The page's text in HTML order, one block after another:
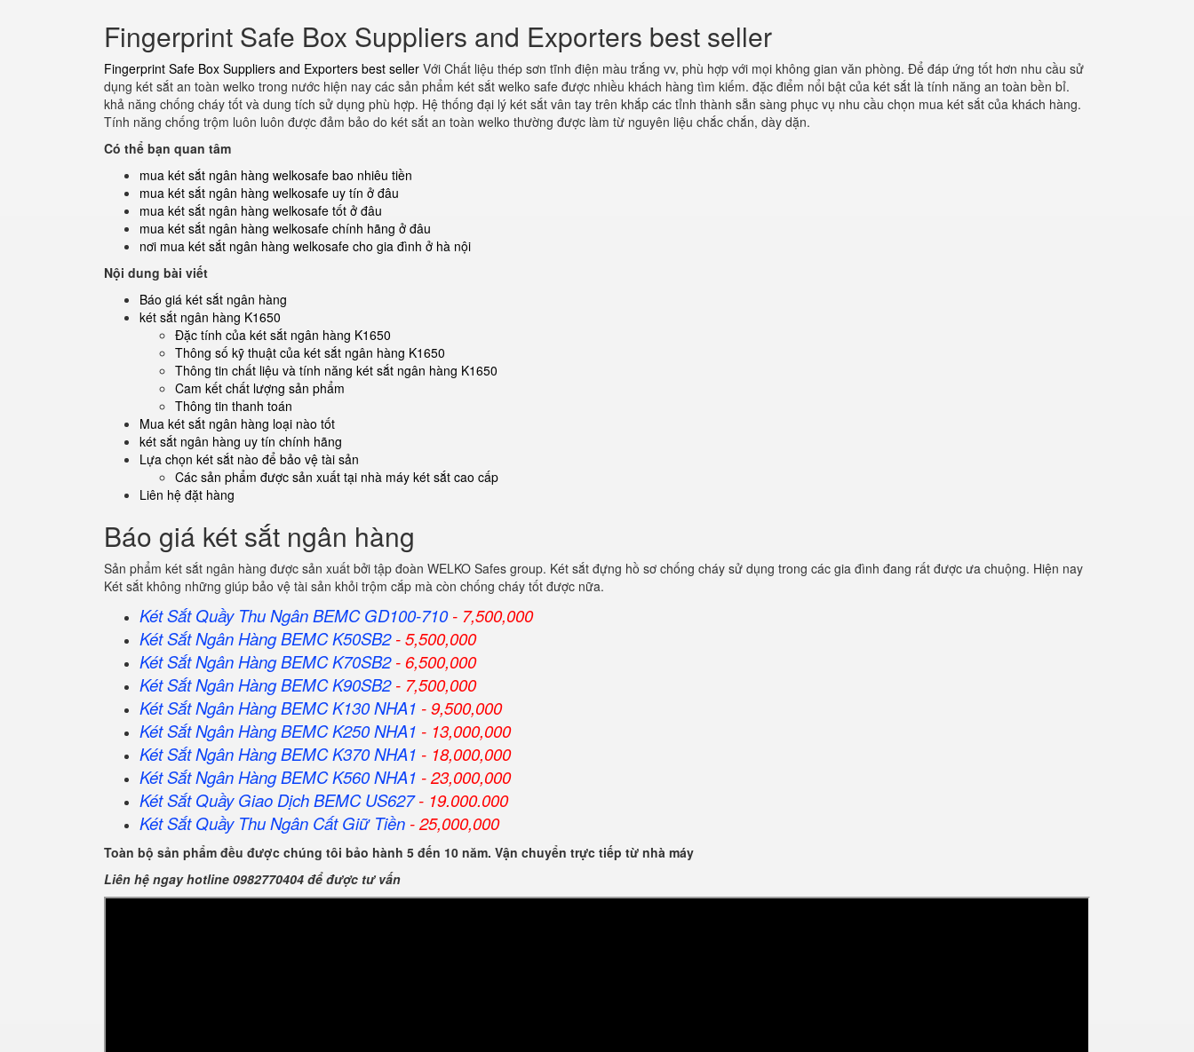
Fingerprint Safe Box Suppliers and Exporters best seller
Fingerprint Safe Box Suppliers and Exporters best seller Với Chất liệu thép sơn tĩnh điện màu trắng vv, phù hợp với mọi không gian văn phòng. Để đáp ứng tốt hơn nhu cầu sử
dụng két sắt an toàn welko trong nước hiện nay các sản phẩm két sắt welko safe được nhiều khách hàng tìm kiếm. đặc điểm nổi bật của két sắt là tính năng an toàn bền bỉ.
khả năng chống cháy tốt và dung tích sử dụng phù hợp. Hệ thống đại lý két sắt vân tay trên khắp các tỉnh thành sẵn sàng phục vụ nhu cầu chọn mua két sắt của khách hàng.
Tính năng chống trộm luôn luôn được đảm bảo do két sắt an toàn welko thường được làm từ nguyên liệu chắc chắn, dày dặn.
Có thể bạn quan tâm
mua két sắt ngân hàng welkosafe bao nhiêu tiền
mua két sắt ngân hàng welkosafe uy tín ở đâu
mua két sắt ngân hàng welkosafe tốt ở đâu
mua két sắt ngân hàng welkosafe chính hãng ở đâu
nơi mua két sắt ngân hàng welkosafe cho gia đình ở hà nội
Nội dung bài viết
Báo giá két sắt ngân hàng
két sắt ngân hàng K1650
Đặc tính của két sắt ngân hàng K1650
Thông số kỹ thuật của két sắt ngân hàng K1650
Thông tin chất liệu và tính năng két sắt ngân hàng K1650
Cam kết chất lượng sản phẩm
Thông tin thanh toán
Mua két sắt ngân hàng loại nào tốt
két sắt ngân hàng uy tín chính hãng
Lựa chọn két sắt nào để bảo vệ tài sản
Các sản phẩm được sản xuất tại nhà máy két sắt cao cấp
Liên hệ đặt hàng
Báo giá két sắt ngân hàng
Sản phẩm két sắt ngân hàng được sản xuất bởi tập đoàn WELKO Safes group. Két sắt đựng hồ sơ chống cháy sử dụng trong các gia đình đang rất được ưa chuộng. Hiện nay
Két sắt không những giúp bảo vệ tài sản khỏi trộm cắp mà còn chống cháy tốt được nữa.
Két Sắt Quầy Thu Ngân BEMC GD100-710- 7,500,000
Két Sắt Ngân Hàng BEMC K50SB2- 5,500,000
Két Sắt Ngân Hàng BEMC K70SB2- 6,500,000
Két Sắt Ngân Hàng BEMC K90SB2- 7,500,000
Két Sắt Ngân Hàng BEMC K130 NHA1 - 9,500,000
Két Sắt Ngân Hàng BEMC K250 NHA1 - 13,000,000
Két Sắt Ngân Hàng BEMC K370 NHA1 - 18,000,000
Két Sắt Ngân Hàng BEMC K560 NHA1 - 23,000,000
Két Sắt Quầy Giao Dịch BEMC US627- 19.000.000
Két Sắt Quầy Thu Ngân Cất Giữ Tiền - 25,000,000
Toàn bộ sản phẩm đều được chúng tôi bảo hành 5 đến 10 năm. Vận chuyển trực tiếp từ nhà máy
Liên hệ ngay hotline 0982770404 để được tư vấn